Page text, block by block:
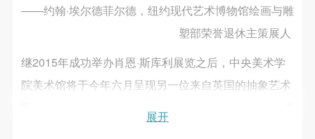
——约翰·埃尔德菲尔德，纽约现代艺术博物馆绘画与雕
塑部荣誉退休主策展人
继2015年成功举办肖恩·斯库利展览之后，中央美术学
院美术馆将于今年六月呈现另一位来自英国的抽象艺术
展开
第三条
参加本次活动人员应该是成年人（具有完全民事行为
同下参观。
第四条
励参加者自行购买人身安全保险。活动中一旦出现事
第三条
参加本次活动人员应该是成年人（具有完全民事行为
同下参观。
第四条
励参加者自行购买人身安全保险。活动中一旦出现事
第三条
参加本次活动人员应该是成年人（具有完全民事行为
同下参观。
第四条
励参加者自行购买人身安全保险。活动中一旦出现事